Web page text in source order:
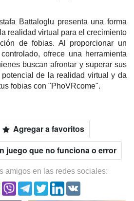
Battaloglu presenta una forma
realidad virtual para el crecimiento
de fobias. Al proporcionar un
ofrece una herramienta
buscan afrontar y superar sus
de la realidad virtual y da
fobias con "PhoVRcome".
Agregar a favoritos
juego que no funciona o error
amigos en las redes sociales: